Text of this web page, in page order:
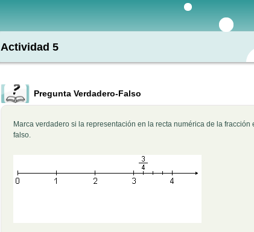
Actividad 5
Pregunta Verdadero-Falso
Marca verdadero si la representación en la recta numérica de la
falso.